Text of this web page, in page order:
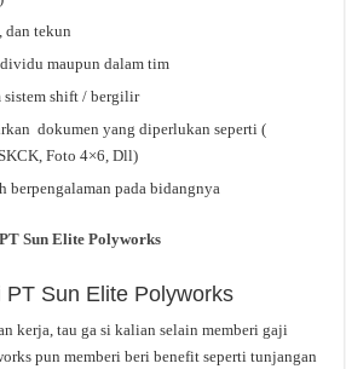
dan tekun
maupun dalam tim
sistem shift / bergilir
dokumen yang diperlukan seperti (
Foto 4×6, Dll)
berpengalaman pada bidangnya
Sun Elite Polyworks
Sun Elite Polyworks
kerja, tau ga si kalian selain memberi gaji
pun memberi beri benefit seperti tunjangan